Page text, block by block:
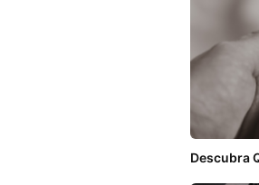
Descubra